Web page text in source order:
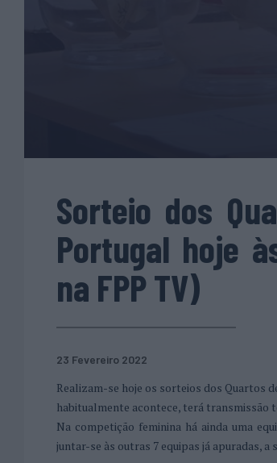
Sorteio dos
Portugal hoje
na FPP TV)
23 Fevereiro 2022
Realizam-se hoje os sorteios dos Quartos
habitualmente acontece, terá transmissão
Na competição feminina há ainda uma
juntar-se às outras 7 equipas já apuradas, a